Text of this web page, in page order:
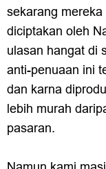
sekarang
diciptakan oleh
ulasan hangat di
anti-penuaan ini
dan karna
lebih murah
pasaran.